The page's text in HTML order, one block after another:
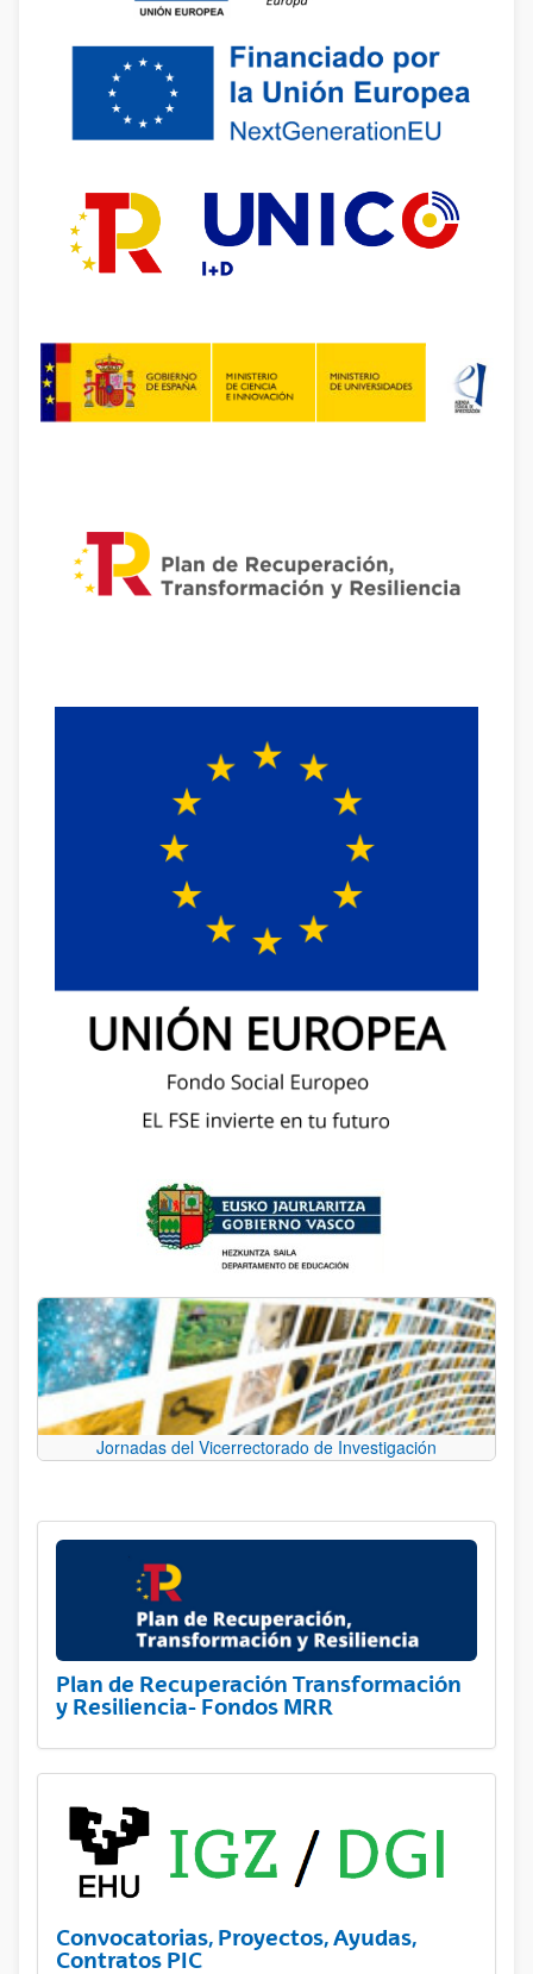
Jornadas del Vicerrectorado de Investigación
Plan de Recuperación Transformación
y Resiliencia- Fondos MRR
Convocatorias, Proyectos, Ayudas,
Contratos PIC